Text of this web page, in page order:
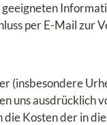
per E-Mail zur
(insbesondere
uns ausdrücklich
Kosten der in